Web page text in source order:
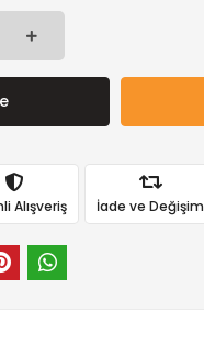
Alışveriş İade ve Değişim